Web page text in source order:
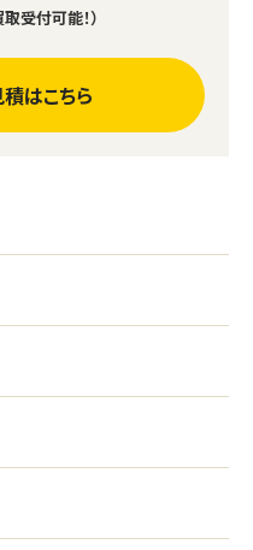
受付可能！）
はこちら